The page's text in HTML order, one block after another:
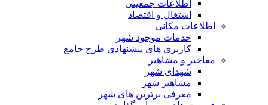
اطلاعات جمعیتی
اشتغال و اقتصاد
اطلاعات مکانی
خدمات موجود شهر
کاربری های پیشنهادی طرح جامع
مفاخیر و مشاهیر
شهدای شهر
مشاهیر شهر
معرفی برترین های شهر